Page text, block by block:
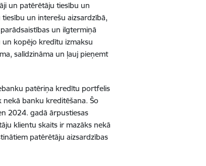
un patērētāju tiesību un
un interešu aizsardzībā,
un ilgtermiņā
un kopējo kredītu izmaksu
salīdzināma un ļauj pieņemt
patēriņa kredītu portfelis
banku kreditēšana. Šo
2024. gadā ārpustiesas
klientu skaits ir mazāks nekā
patērētāju aizsardzības